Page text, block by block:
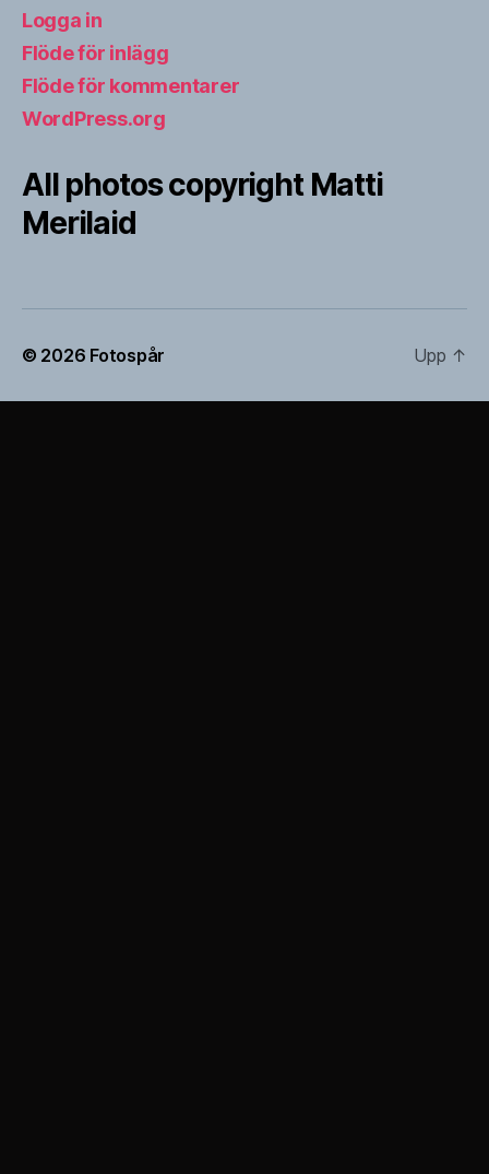
Logga in
Flöde för inlägg
Flöde för kommentarer
WordPress.org
All photos copyright Matti
Merilaid
© 2026 Fotospår Upp ↑